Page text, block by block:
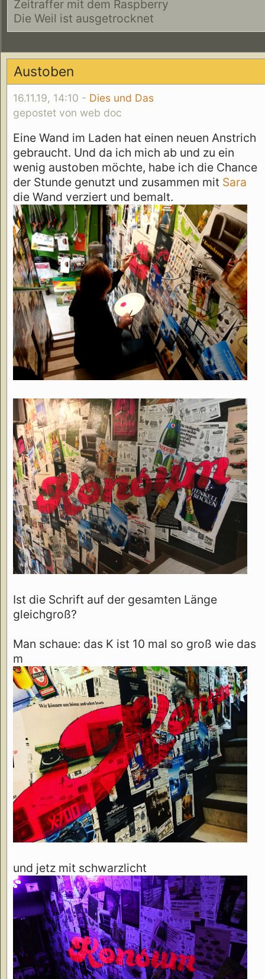
Zeitraffer mit dem Raspberry
Die Weil ist ausgetrocknet
Austoben
16.11.19, 14:10 - Dies und Das
gepostet von web doc
Eine Wand im Laden hat einen neuen Anstrich
gebraucht. Und da ich mich ab und zu ein
wenig austoben möchte, habe ich die Chance
der Stunde genutzt und zusammen mit Sara
die Wand verziert und bemalt.
Ist die Schrift auf der gesamten Länge
gleichgroß?
Man schaue: das K ist 10 mal so groß wie das
m
und jetz mit schwarzlicht